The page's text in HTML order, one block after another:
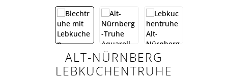
ALT-NÜRNBERG
LEBKUCHENTRUHE